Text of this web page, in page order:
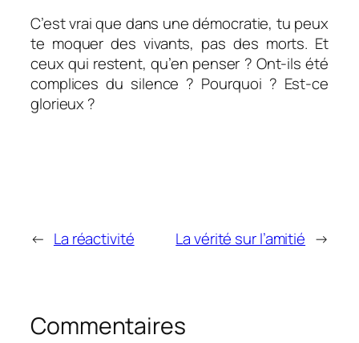
C’est vrai que dans une démocratie, tu peux
te moquer des vivants, pas des morts. Et
ceux qui restent, qu’en penser ? Ont-ils été
complices du silence ? Pourquoi ? Est-ce
glorieux ?
← La réactivité La vérité sur l’amitié →
Commentaires